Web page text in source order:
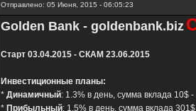
Отправлено: 05 Июня, 2015 - 06:05:23
Golden Bank - goldenbank.biz
Старт 03.04.2015 - СКАМ 23.06.2015
Инвестиционные планы:
* Динамичный: 1.3% в день, сумма вклада 10$
* Прибыльный: 1.5% в день, сумма вклада